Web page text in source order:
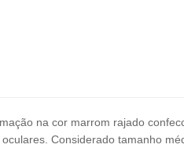
na cor marrom rajado
Considerado tamanho